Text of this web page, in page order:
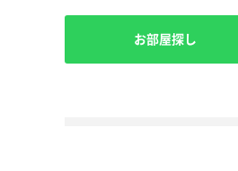
お部屋探し